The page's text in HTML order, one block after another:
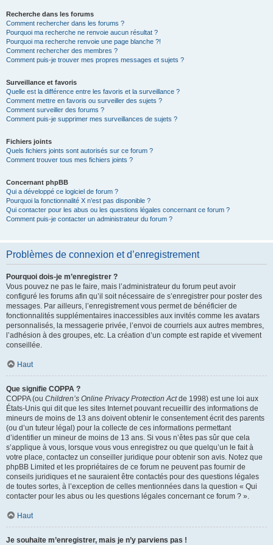
Recherche dans les forums
Comment rechercher dans les forums ?
Pourquoi ma recherche ne renvoie aucun résultat ?
Pourquoi ma recherche renvoie une page blanche ?!
Comment rechercher des membres ?
Comment puis-je trouver mes propres messages et sujets ?
Surveillance et favoris
Quelle est la différence entre les favoris et la surveillance ?
Comment mettre en favoris ou surveiller des sujets ?
Comment surveiller des forums ?
Comment puis-je supprimer mes surveillances de sujets ?
Fichiers joints
Quels fichiers joints sont autorisés sur ce forum ?
Comment trouver tous mes fichiers joints ?
Concernant phpBB
Qui a développé ce logiciel de forum ?
Pourquoi la fonctionnalité X n’est pas disponible ?
Qui contacter pour les abus ou les questions légales concernant ce forum ?
Comment puis-je contacter un administrateur du forum ?
Problèmes de connexion et d’enregistrement
Pourquoi dois-je m’enregistrer ?
Vous pouvez ne pas le faire, mais l’administrateur du forum peut avoir
configuré les forums afin qu’il soit nécessaire de s’enregistrer pour poster des
messages. Par ailleurs, l’enregistrement vous permet de bénéficier de
fonctionnalités supplémentaires inaccessibles aux invités comme les avatars
personnalisés, la messagerie privée, l’envoi de courriels aux autres membres,
l’adhésion à des groupes, etc. La création d’un compte est rapide et vivement
conseillée.
Haut
Que signifie COPPA ?
COPPA (ou Children’s Online Privacy Protection Actde 1998) est une loi aux
États-Unis qui dit que les sites Internet pouvant recueillir des informations de
mineurs de moins de 13 ans doivent obtenir le consentement écrit des parents
(ou d’un tuteur légal) pour la collecte de ces informations permettant
d’identifier un mineur de moins de 13 ans. Si vous n’êtes pas sûr que cela
s’applique à vous, lorsque vous vous enregistrez ou que quelqu’un le fait à
votre place, contactez un conseiller juridique pour obtenir son avis. Notez que
phpBB Limited et les propriétaires de ce forum ne peuvent pas fournir de
conseils juridiques et ne sauraient être contactés pour des questions légales
de toutes sortes, à l’exception de celles mentionnées dans la question « Qui
contacter pour les abus ou les questions légales concernant ce forum ? ».
Haut
Je souhaite m’enregistrer, mais je n’y parviens pas !